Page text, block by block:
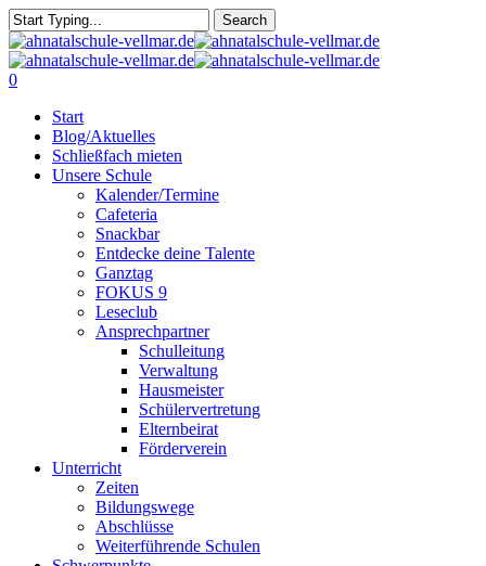
Skip
to
main
content
Search
Close
Search
search
0
Start
Blog/Aktuelles
Schließfach mieten
Unsere Schule
Kalender/Termine
Cafeteria
Snackbar
Entdecke deine Talente
Ganztag
FOKUS 9
Leseclub
Ansprechpartner
Schulleitung
Verwaltung
Hausmeister
Schülervertretung
Elternbeirat
Förderverein
Unterricht
Zeiten
Bildungswege
Abschlüsse
Weiterführende Schulen